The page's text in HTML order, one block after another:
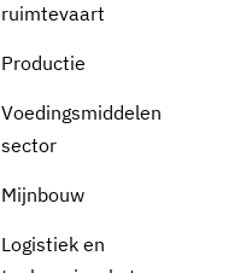
ruimtevaart
Productie
Voedingsmiddelen
sector
Mijnbouw
Logistiek en